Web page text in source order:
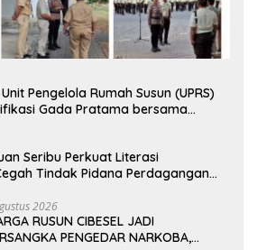
Pengelola Rumah Susun (UPRS)
Gada Pratama bersama
Seribu Perkuat Literasi
Tindak Pidana Perdagangan
2026
RUSUN CIBESEL JADI
PENGEDAR NARKOBA,